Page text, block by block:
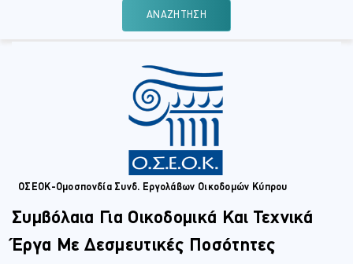
ΑΝΑΖΗΤΗΣΗ
ΟΣΕΟΚ-Ομοσπονδία Συνδ. Εργολάβων Οικοδομών Κύπρου
Συμβόλαια Για Οικοδομικά Και Τεχνικά
Έργα Με Δεσμευτικές Ποσότητες